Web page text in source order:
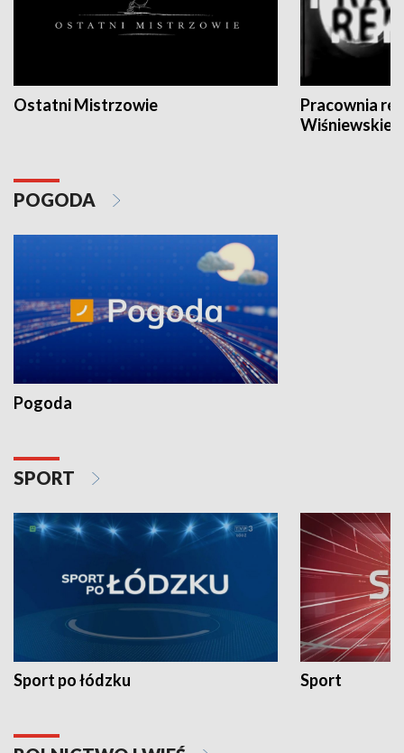
Ostatni Mistrzowie
Pracownia
POGODA
Pogoda
SPORT
Sport po łódzku Sport